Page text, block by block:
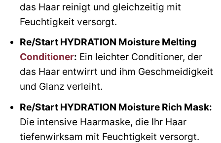
das Haar reinigt und gleichzeitig mit
Feuchtigkeit versorgt.
Re/Start HYDRATION Moisture Melting
Conditioner: Ein leichter Conditioner, der
das Haar entwirrt und ihm Geschmeidigkeit
und Glanz verleiht.
Re/Start HYDRATION Moisture Rich Mask:
Die intensive Haarmaske, die Ihr Haar
tiefenwirksam mit Feuchtigkeit versorgt.